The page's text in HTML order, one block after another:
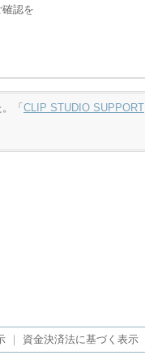
認を
「CLIP STUDIO SUPPORT
資金決済法に基づく表示